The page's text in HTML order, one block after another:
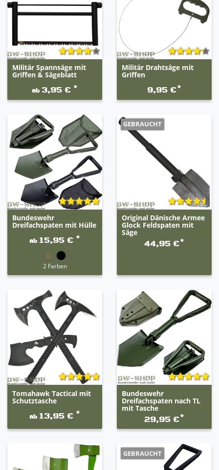
Militär Spannsäge mit
Griffen & Sägeblatt
ab 3,95 € *
Militär Drahtsäge mit
Griffen
9,95 €*
Bundeswehr
Dreifachspaten mit Hülle
ab 15,95 € *
2 Farben
GEBRAUCHT
Original Dänische Armee
Glock Feldspaten mit
Säge
44,95 €*
Tomahawk Tactical mit
Schutztasche
ab 13,95 € *
Bundeswehr
Dreifachspaten nach TL
mit Tasche
29,95 €*
GEBRAUCHT